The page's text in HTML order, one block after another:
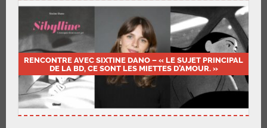
RENCONTRE AVEC SIXTINE DANO – « LE SUJET PRINCIPAL
DE LA BD, CE SONT LES MIETTES D’AMOUR. »